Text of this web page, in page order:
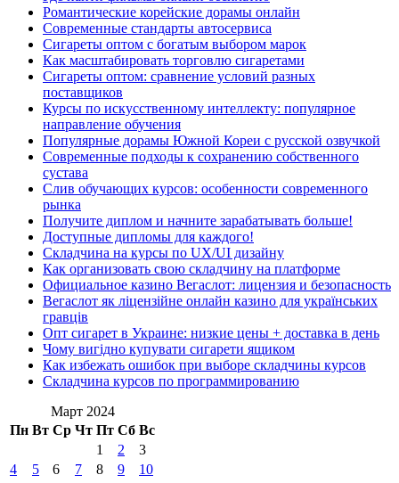
Романтические корейские дорамы онлайн
Современные стандарты автосервиса
Сигареты оптом с богатым выбором марок
Как масштабировать торговлю сигаретами
Сигареты оптом: сравнение условий разных
поставщиков
Курсы по искусственному интеллекту: популярное
направление обучения
Популярные дорамы Южной Кореи с русской озвучкой
Современные подходы к сохранению собственного
сустава
Слив обучающих курсов: особенности современного
рынка
Получите диплом и начните зарабатывать больше!
Доступные дипломы для каждого!
Складчина на курсы по UX/UI дизайну
Как организовать свою складчину на платформе
Официальное казино Вегаслот: лицензия и безопасность
Вегаслот як ліцензійне онлайн казино для українських
гравців
Опт сигарет в Украине: низкие цены + доставка в день
Чому вигідно купувати сигарети ящиком
Как избежать ошибок при выборе складчины курсов
Складчина курсов по программированию
Март 2024
Пн Вт Ср Чт Пт Сб Вс
1
2
3
4
5 6 7 8 9
10